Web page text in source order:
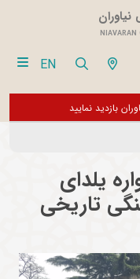
EN
یلدای
تاریخی